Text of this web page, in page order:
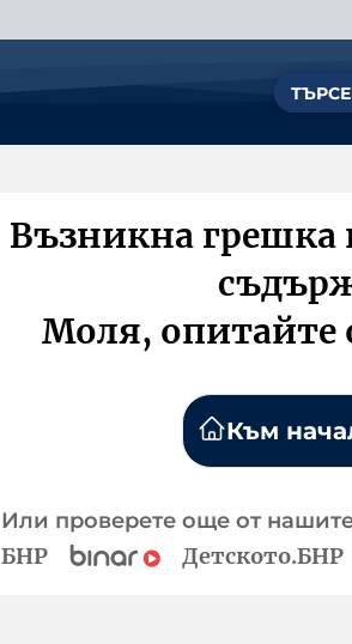
Възникна грешка
Моля, опитайте
Към
Или проверете още от
БНР Детското.БНР